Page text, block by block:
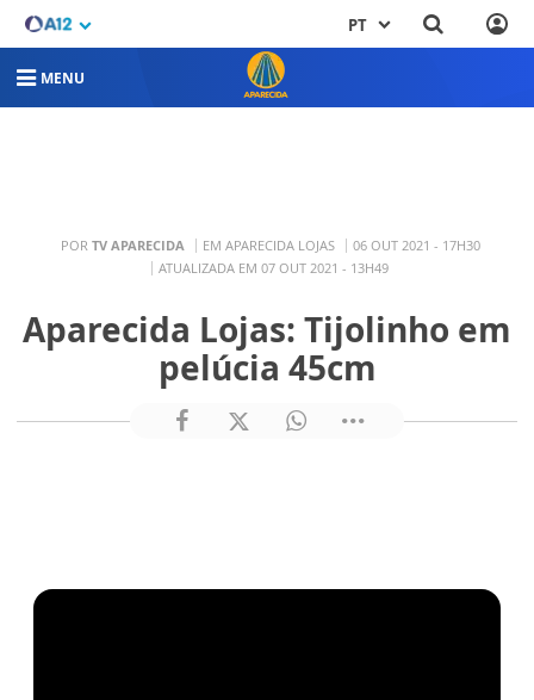
PT
MENU
POR TV APARECIDA EM APARECIDA LOJAS
06 OUT 2021 - 17H30
ATUALIZADA EM 07 OUT 2021 - 13H49
Aparecida Lojas: Tijolinho em
pelúcia 45cm